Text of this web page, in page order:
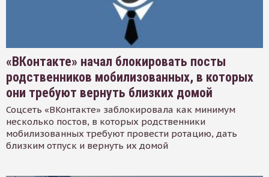
«ВКонтакте» начал блокировать посты
родственников мобилизованных, в которых
они требуют вернуть близких домой
Соцсеть «ВКонтакте» заблокировала как минимум
несколько постов, в которых родственники
мобилизованных требуют провести ротацию, дать
близким отпуск и вернуть их домой